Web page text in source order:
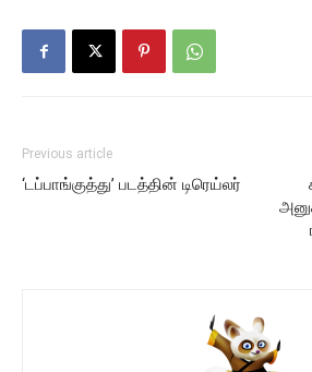
Previous article
‘டப்பாங்குத்து’ படத்தின் டிரெய்லர்